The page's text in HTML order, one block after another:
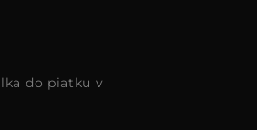
do piatku v